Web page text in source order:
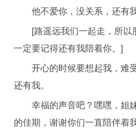
他不爱你，没关系，还
[路遥远我们一起走，所以
一定要记得还有我陪着你。]
开心的时候要想起我，难
还有我。
幸福的声音吧？嘿嘿，姐
的佳期，谢谢你们一直陪伴着我